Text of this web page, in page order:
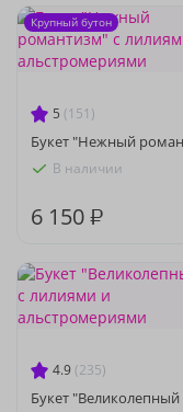
5 (151)
Букет "Нежный
В наличии
6 150 ₽
Крупный бутон
4.9 (235)
Букет "Великолепный